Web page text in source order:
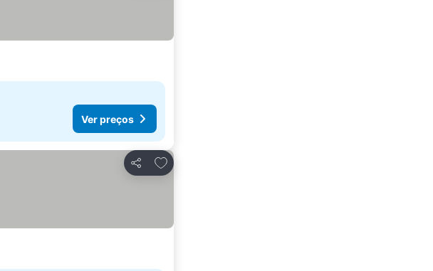
Ver preços
Partilhar
Adicionar aos favoritos